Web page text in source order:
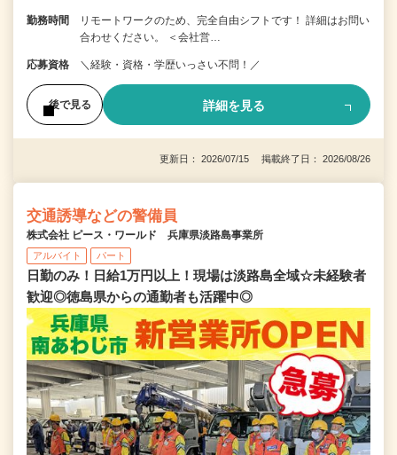
勤務時間
リモートワークのため、完全自由シフトです！ 詳細はお問い
合わせください。 ＜会社営…
応募資格 ＼経験・資格・学歴いっさい不問！／
後で見る 詳細を見る
更新日： 2026/07/15 掲載終了日： 2026/08/26
交通誘導などの警備員
株式会社 ピース・ワールド 兵庫県淡路島事業所
アルバイト パート
日勤のみ！日給1万円以上！現場は淡路島全域☆未経験者
歓迎◎徳島県からの通勤者も活躍中◎